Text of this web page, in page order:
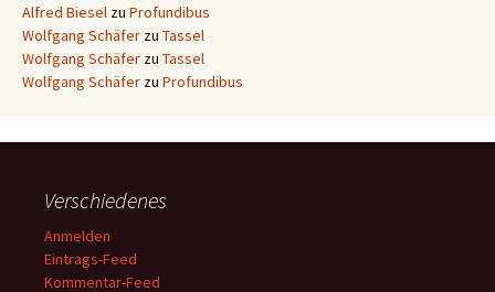
Alfred Biesel zu Profundibus
Wolfgang Schäfer zu Tassel
Wolfgang Schäfer zu Tassel
Wolfgang Schäfer zu Profundibus
Verschiedenes
Anmelden
Eintrags-Feed
Kommentar-Feed